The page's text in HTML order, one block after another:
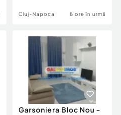
Cluj-Napoca 8 ore în urmă
Garsoniera Bloc Nou -